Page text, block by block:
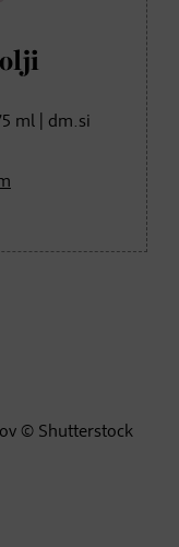
ml | dm.si
© Shutterstock